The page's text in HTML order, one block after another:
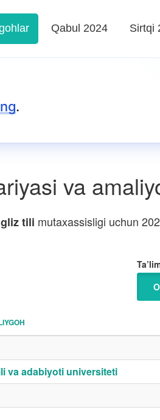
Qabul 2024 Sirtqi
.
va
tili mutaxassisligi uchun
va adabiyoti universiteti